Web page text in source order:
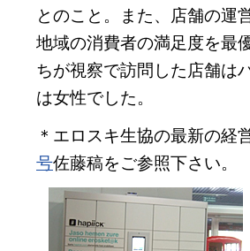
とのこと。また、店舗の運
地域の消費者の満足度を最
ちが視察で訪問した店舗は
は女性でした。
＊エロスキ生協の最新の経
号佐藤稿をご参照下さい。